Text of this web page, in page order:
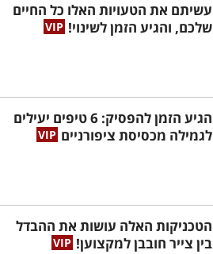
עשיתם את הטעויות האלו כל החיים
שלכם, והגיע הזמן לשינוי!
הגיע הזמן להפסיק: 6 טיפים יעילים
לגמילה מכסיסת ציפורניים
הטכניקות האלה עושות את ההבדל
בין צייר חובבן למקצוען!